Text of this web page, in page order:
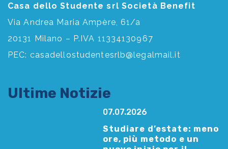
Casa dello Studente srl Società Benefit
Via Andrea Maria Ampère, 61/a
20131 Milano – P.IVA 11334130967
PEC: casadellostudentesrlb@legalmail.it
Ultime Notizie
07.07.2026
Studiare d’estate: meno
ore, più metodo e un